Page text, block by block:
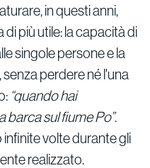
in questi anni,
più utile: la capacità di
singole persone e la
perdere né l'una
“quando hai
barca sul fiume Po”.
volte durante gli
realizzato.